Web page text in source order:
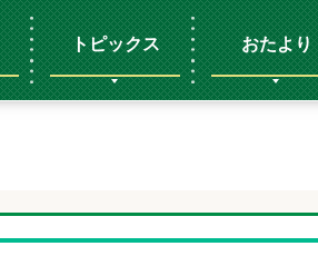
トピックス おたより